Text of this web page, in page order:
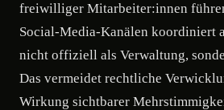
freiwilliger Mitarbeiter:innen
Social-Media-Kanälen koordiniert
nicht offiziell als Verwaltung,
Das vermeidet rechtliche
Wirkung sichtbarer